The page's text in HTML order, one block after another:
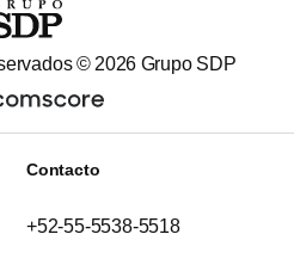
© 2026 Grupo SDP
Contacto
+52-55-5538-5518